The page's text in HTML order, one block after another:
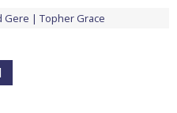
Gere Topher Grace